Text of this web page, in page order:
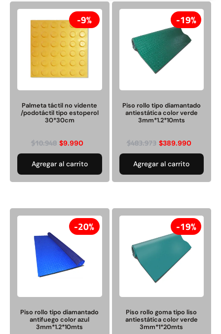
9%
Palmeta táctil no vidente
/podotáctil tipo estoperol
30*30cm
$10.948 $9.990
Agregar al carrito
19%
Piso rollo tipo diamantado
antiestática color verde
3mm*1.2*10mts
$483.973 $389.990
Agregar al carrito
20%
Piso rollo tipo diamantado
antifuego color azul
3mm*1.2*10mts
19%
Piso rollo goma tipo liso
antiestática color verde
3mm*1*20mts
19%
Piso rollo goma tipo liso
antiestática color verde
3mm*1*20mts
878.815 $712.990
Agregar al carrito
19%
Piso rollo tipo diamantado
antiestática color verde
3mm*1.2*10mts
483.973 $389.990
Agregar al carrito
20%
Piso rollo tipo diamantado
antifuego color azul
3mm*1.2*10mts
9%
Palmeta táctil no vidente
/podotáctil tipo estoperol
30*30cm